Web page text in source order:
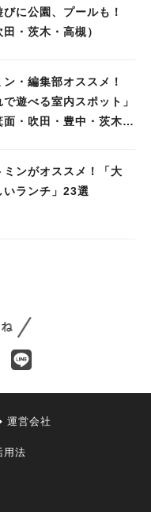
に公園、プールも！
田・茨木・高槻）
ン・編集部オススメ！
で遊べる室内スポット」
面・吹田・豊中・茨木・
ミンがオススメ！「大
いランチ」23選
運営会社
用法